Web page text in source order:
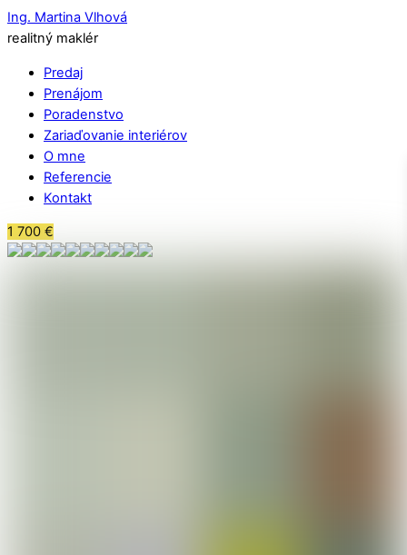
Ing. Martina Vlhová
realitný maklér
Predaj
Prenájom
Poradenstvo
Zariaďovanie interiérov
O mne
Referencie
Kontakt
1 700 €